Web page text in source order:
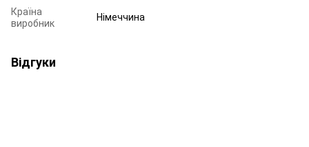
Країна
виробник
Німеччина
Відгуки